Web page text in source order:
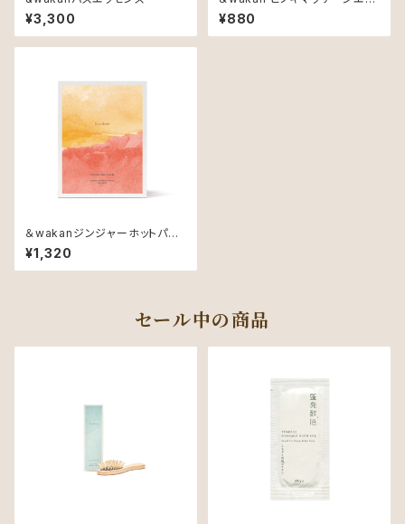
¥3,300
グ
¥880
＆wakanジンジャーホットパッ
チ（10枚入）
¥1,320
セール中の商品